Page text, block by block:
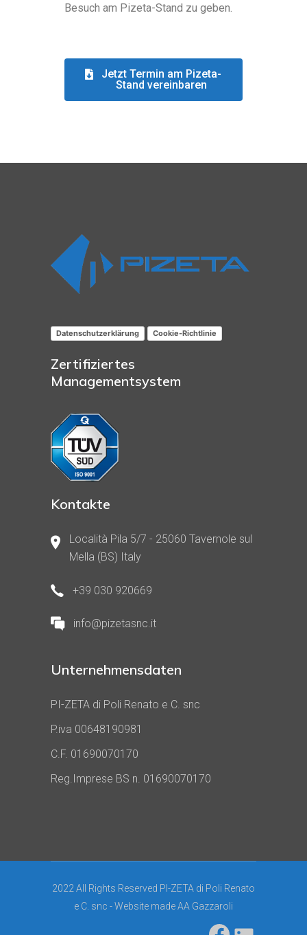
Besuch am Pizeta-Stand zu geben.
Jetzt Termin am Pizeta-
Stand vereinbaren
Datenschutzerklärung Cookie-Richtlinie
Zertifiziertes
Managementsystem
Kontakte
Località Pila 5/7 - 25060 Tavernole sul
Mella (BS) Italy
+39 030 920669
info@pizetasnc.it
Unternehmensdaten
PI-ZETA di Poli Renato e C. snc
P.iva 00648190981
C.F. 01690070170
Reg.Imprese BS n. 01690070170
2022 All Rights Reserved PI-ZETA di Poli Renato
e C. snc - Website madeAA Gazzaroli